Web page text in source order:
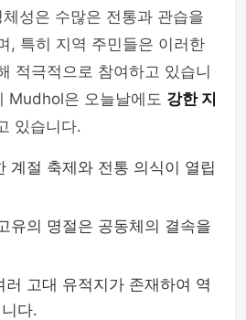
성은 수많은 전통과 관습을
, 특히 지역 주민들은 이러한
적극적으로 참여하고 있습니
Mudhol은 오늘날에도 강한 지
있습니다.
계절 축제와 전통 의식이 열립
유의 명절은 공동체의 결속을
러 고대 유적지가 존재하여 역
다.